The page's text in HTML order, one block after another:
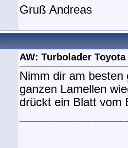
Gruß Andreas
AW: Turbolader
Nimm dir am
ganzen Lamellen
drückt ein Blatt vom